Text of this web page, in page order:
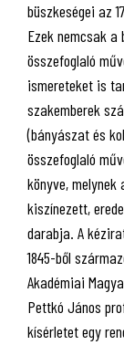
büszkeségei az
Ezek nemcsak
összefoglaló
ismereteket is
szakemberek
(bányászat és
összefoglaló
könyve, melynek
kiszínezett,
darabja. A
1845-ből
Akadémiai
Pettkó János
kísérletet egy